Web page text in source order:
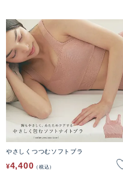
やさしくつつむソフトブラ
¥4,400 税込